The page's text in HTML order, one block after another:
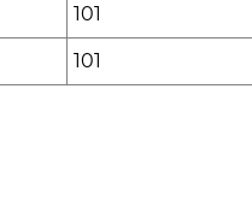
101
101